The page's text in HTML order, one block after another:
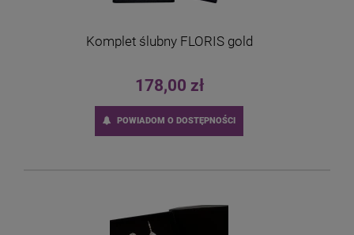
Komplet ślubny FLORIS gold
178,00 zł
POWIADOM O DOSTĘPNOŚCI